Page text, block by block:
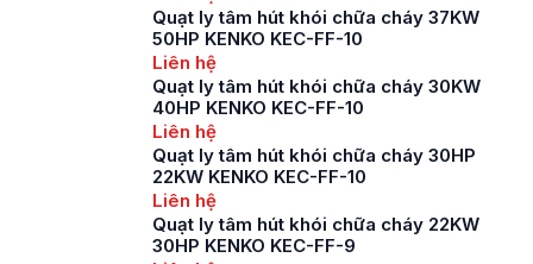
Quạt ly tâm hút khói chữa cháy 37KW
50HP KENKO KEC-FF-10
Liên hệ
Quạt ly tâm hút khói chữa cháy 30KW
40HP KENKO KEC-FF-10
Liên hệ
Quạt ly tâm hút khói chữa cháy 30HP
22KW KENKO KEC-FF-10
Liên hệ
Quạt ly tâm hút khói chữa cháy 22KW
30HP KENKO KEC-FF-9